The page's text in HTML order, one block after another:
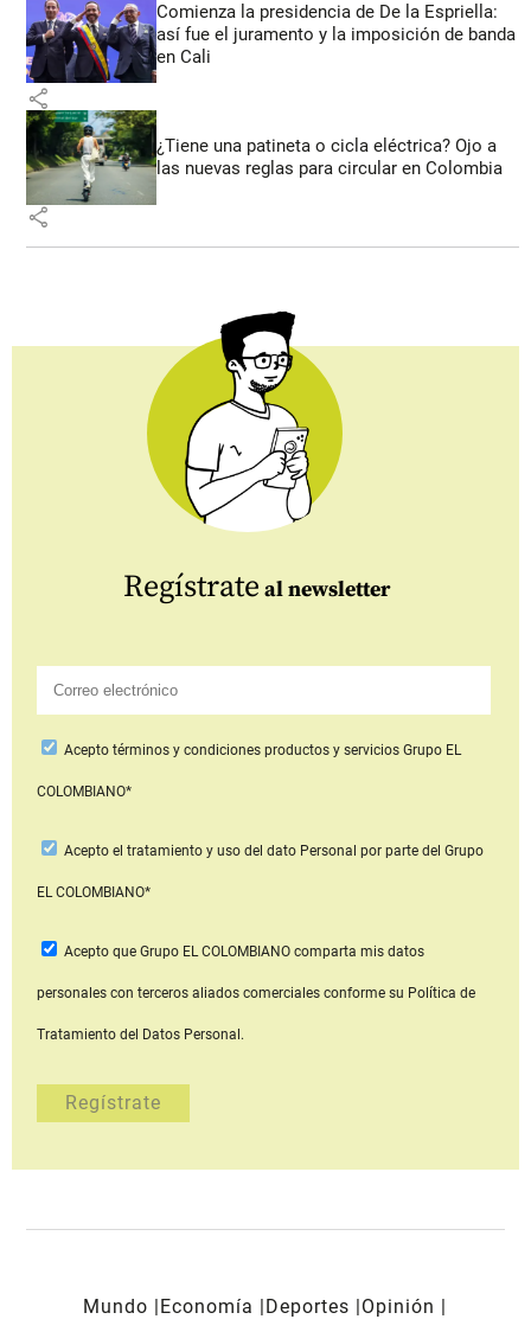
Comienza la presidencia de De la Espriella:
así fue el juramento y la imposición de banda
en Cali
share
¿Tiene una patineta o cicla eléctrica? Ojo a
las nuevas reglas para circular en Colombia
share
Regístrate al newsletter
Aceptotérminos y condiciones productos y serviciosGrupo EL
COLOMBIANO*
Acepto el tratamiento y uso del dato Personal por parte del Grupo
EL COLOMBIANO*
Acepto que Grupo EL COLOMBIANOcomparta mis datos
personales con terceros aliados comerciales conforme su Política de
Tratamiento del Datos Personal.
Mundo Economía Deportes
Opinión